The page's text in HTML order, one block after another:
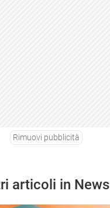
Rimuovi pubblicità
articoli in News